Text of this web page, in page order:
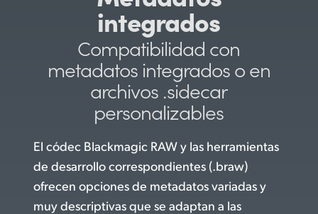
integrados
Compatibilidad con
metadatos integrados o en
archivos .sidecar
personalizables
El códec Blackmagic RAW y las herramientas
de desarrollo correspondientes (.braw)
ofrecen opciones de metadatos variadas y
muy descriptivas que se adaptan a las